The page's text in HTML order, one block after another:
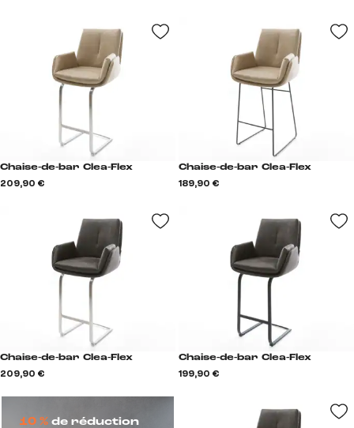
10 %de réduction
Chaise-de-bar Clea-Flex
209,90 €
Chaise-de-bar Clea-Flex
189,90 €
Chaise-de-bar Clea-Flex
209,90 €
Chaise-de-bar Clea-Flex
199,90 €